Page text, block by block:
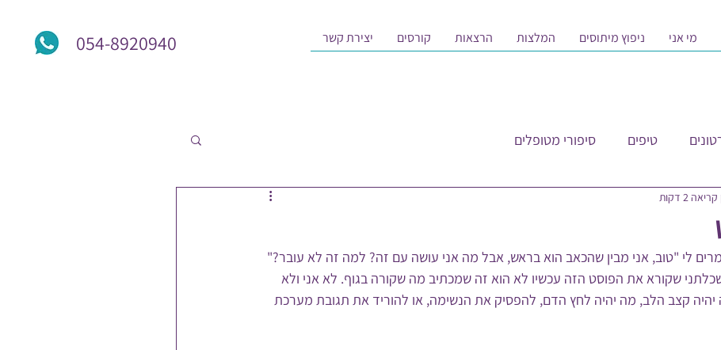
054-8920940 מי אני ניפוץ מיתוסים המלצות הרצאות קורסים יצירת קשר
טיפים סיפורי מטופלים
2 דקות
לי "טוב, אני מבין שהכאב הוא בראש, אבל מה אני עושה עם זה? למה זה לא עובר?"
שקורא את הפוסט הזה עכשיו לא הוא זה שמכתיב מה שקורה בגוף. לא אני ולא
יהיה קצב הלב, מה יהיה לחץ הדם, להפסיק את הנשימה, או להוריד את תגובת מערכת